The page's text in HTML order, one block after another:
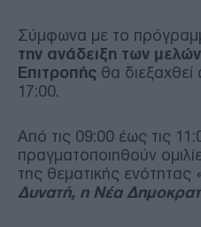
Σύμφωνα με το
την ανάδειξη των
Επιτροπής θα διεξαχθεί
17:00.
Από τις 09:00 έως τις
πραγματοποιηθούν
της θεματικής ενότητας
Δυνατή, η Νέα